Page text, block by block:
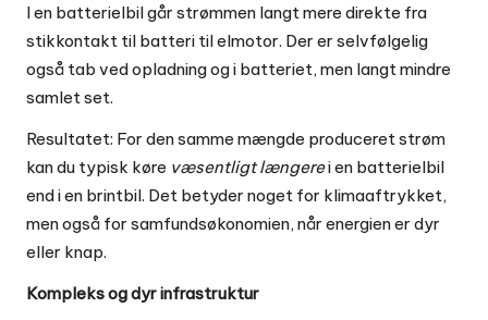
I en batterielbil går strømmen langt mere direkte fra
stikkontakt til batteri til elmotor. Der er selvfølgelig
også tab ved opladning og i batteriet, men langt mindre
samlet set.
Resultatet: For den samme mængde produceret strøm
kan du typisk køre væsentligt længerei en batterielbil
end i en brintbil. Det betyder noget for klimaaftrykket,
men også for samfundsøkonomien, når energien er dyr
eller knap.
Kompleks og dyr infrastruktur